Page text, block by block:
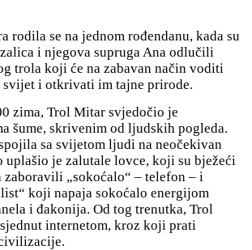
rodila se na jednom rođendanu, kada su
i njegova supruga Ana odlučili
trola koji će na zabavan način voditi
svijet i otkrivati im tajne prirode.
zima, Trol Mitar svjedočio je
šume, skrivenim od ljudskih pogleda.
sa svijetom ljudi na neočekivan
uplašio je zalutale lovce, koji su bježeći
zaboravili „sokoćalo“ ‒ telefon ‒ i
koji napaja sokoćalo energijom
i đakonija. Od tog trenutka, Trol
internetom, kroz koji prati